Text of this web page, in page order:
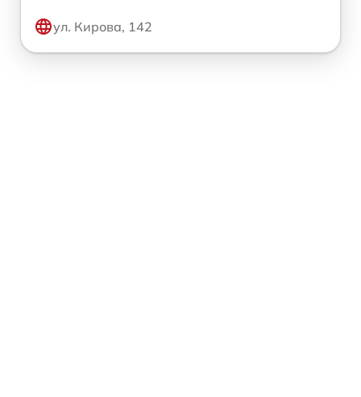
ул. Кирова, 142